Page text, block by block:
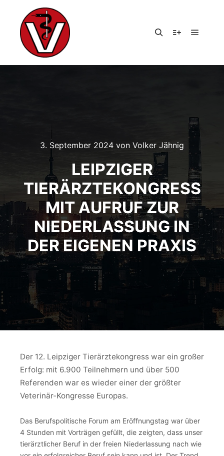
3. September 2024 von Volker Jähnig
LEIPZIGER
TIERÄRZTEKONGRESS
MIT AUFRUF ZUR
NIEDERLASSUNG IN
DER EIGENEN PRAXIS
Der 12. Leipziger Tierärztekongress war ein großer
Erfolg: mit 6.900 Teilnehmern und über 500
Referenden war es wieder einer der größter
Veterinär-Kongresse Europas.
Das Berufspolitische Forum am Eröffnungstag war über
4 Stunden mit Vorträgen gefüllt, die zeigten, dass unser
tierärztlicher Beruf in der freien Niederlassung nach wie